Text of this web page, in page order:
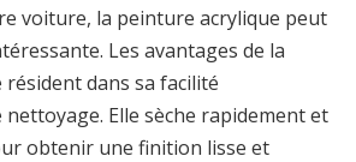
voiture, la peinture acrylique peut
Les avantages de la
dans sa facilité
nettoyage. Elle sèche rapidement et
obtenir une finition lisse et